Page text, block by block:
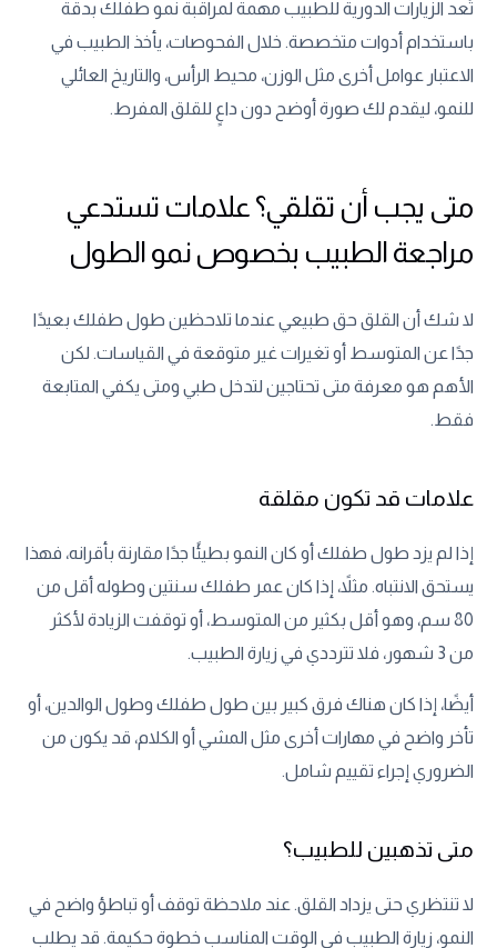
تُعد الزيارات الدورية للطبيب مهمة لمراقبة نمو طفلك بدقة
باستخدام أدوات متخصصة. خلال الفحوصات، يأخذ الطبيب في
الاعتبار عوامل أخرى مثل الوزن، محيط الرأس، والتاريخ العائلي
للنمو، ليقدم لك صورة أوضح دون داعٍ للقلق المفرط.
متى يجب أن تقلقي؟ علامات تستدعي
مراجعة الطبيب بخصوص نمو الطول
لا شك أن القلق حق طبيعي عندما تلاحظين طول طفلك بعيدًا
جدًا عن المتوسط أو تغيرات غير متوقعة في القياسات. لكن
الأهم هو معرفة متى تحتاجين لتدخل طبي ومتى يكفي المتابعة
فقط.
علامات قد تكون مقلقة
إذا لم يزد طول طفلك أو كان النمو بطيئًا جدًا مقارنة بأقرانه، فهذا
يستحق الانتباه. مثلاً، إذا كان عمر طفلك سنتين وطوله أقل من
80 سم، وهو أقل بكثير من المتوسط، أو توقفت الزيادة لأكثر
من 3 شهور، فلا تترددي في زيارة الطبيب.
أيضًا، إذا كان هناك فرق كبير بين طول طفلك وطول الوالدين، أو
تأخر واضح في مهارات أخرى مثل المشي أو الكلام، قد يكون من
الضروري إجراء تقييم شامل.
متى تذهبين للطبيب؟
لا تنتظري حتى يزداد القلق. عند ملاحظة توقف أو تباطؤ واضح في
النمو، زيارة الطبيب في الوقت المناسب خطوة حكيمة. قد يطلب